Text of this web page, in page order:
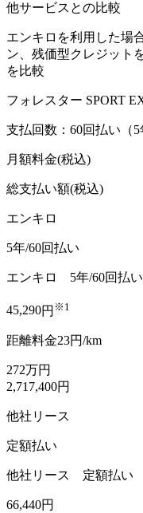
他サービスとの比較
エンキロを利用した場
ン、残価型クレジット
を比較
フォレスター SPORT
支払回数：60回払い（5
月額料金(税込)
総支払い額(税込)
エンキロ
5年/60回払い
エンキロ 5年/60回払い
45,290円 ※1
距離料金23円/km
272万円
2,717,400円
他社リース
定額払い
他社リース 定額払い
66,440円